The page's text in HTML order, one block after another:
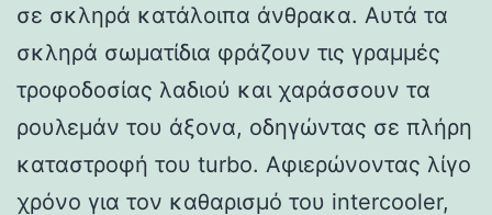
σε σκληρά κατάλοιπα άνθρακα. Αυτά τα
σκληρά σωματίδια φράζουν τις γραμμές
τροφοδοσίας λαδιού και χαράσσουν τα
ρουλεμάν του άξονα, οδηγώντας σε πλήρη
καταστροφή του turbo. Αφιερώνοντας λίγο
χρόνο για τον καθαρισμό του intercooler,